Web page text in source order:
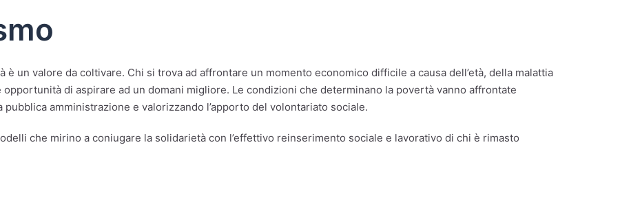
è un valore da coltivare. Chi si trova ad affrontare un momento economico difficile a causa dell’età, della malattia
di aspirare ad un domani migliore. Le condizioni che determinano la povertà vanno affrontate
amministrazione e valorizzando l’apporto del volontariato sociale.
che mirino a coniugare la solidarietà con l’effettivo reinserimento sociale e lavorativo di chi è rimasto